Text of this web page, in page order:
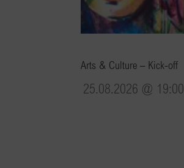
Arts & Culture – Kick-off
25.08.2026 @ 19:00